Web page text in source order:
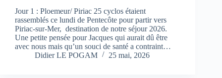
Jour 1 : Ploemeur/ Piriac 25 cyclos étaient
rassemblés ce lundi de Pentecôte pour partir vers
Piriac-sur-Mer, destination de notre séjour 2026.
Une petite pensée pour Jacques qui aurait dû être
avec nous mais qu’un souci de santé a contraint…
Didier LE POGAM
25 mai, 2026